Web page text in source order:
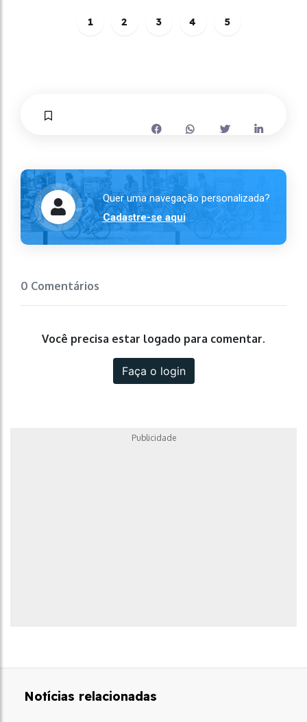
1 2 3 4 5
Quer uma navegação personalizada?
Cadastre-se aqui
0 Comentários
Você precisa estar logado para comentar.
Faça o login
Publicidade
Notícias relacionadas